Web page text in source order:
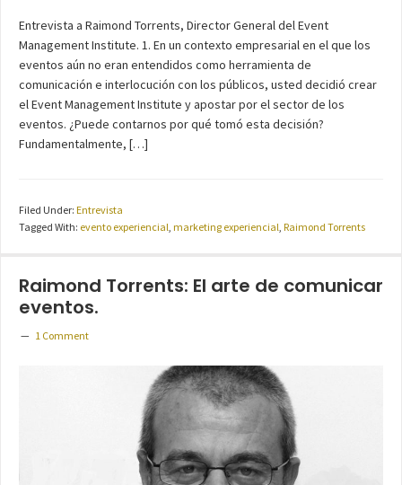
Entrevista a Raimond Torrents, Director General del Event
Management Institute. 1. En un contexto empresarial en el que los
eventos aún no eran entendidos como herramienta de
comunicación e interlocución con los públicos, usted decidió crear
el Event Management Institute y apostar por el sector de los
eventos. ¿Puede contarnos por qué tomó esta decisión?
Fundamentalmente, […]
Filed Under: Entrevista
Tagged With: evento experiencial, marketing experiencial, Raimond Torrents
Raimond Torrents: El arte de comunicar
eventos.
1 Comment